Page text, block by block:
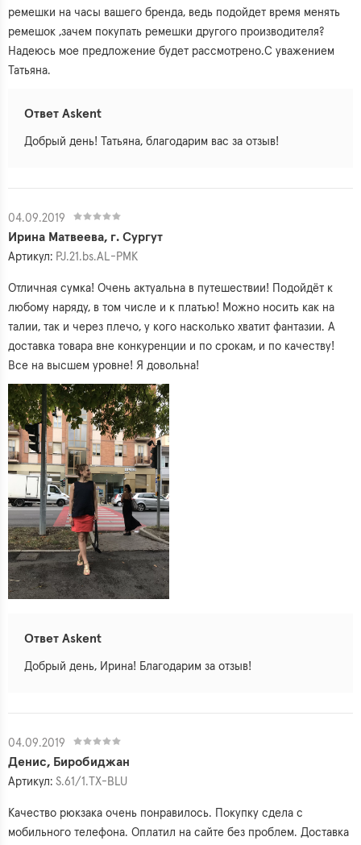
ремешки на часы вашего бренда, ведь подойдет время менять
ремешок ,зачем покупать ремешки другого производителя?
Надеюсь мое предложение будет рассмотрено.С уважением
Татьяна.
Ответ Askent
Добрый день! Татьяна, благодарим вас за отзыв!
04.09.2019
Ирина Матвеева, г. Сургут
Артикул: PJ.21.bs.AL-PMK
Отличная сумка! Очень актуальна в путешествии! Подойдёт к
любому наряду, в том числе и к платью! Можно носить как на
талии, так и через плечо, у кого насколько хватит фантазии. А
доставка товара вне конкуренции и по срокам, и по качеству!
Все на высшем уровне! Я довольна!
Ответ Askent
Добрый день, Ирина! Благодарим за отзыв!
04.09.2019
Денис, Биробиджан
Артикул: S.61/1.TX-BLU
Качество рюкзака очень понравилось. Покупку сдела с
мобильного телефона. Оплатил на сайте без проблем. Доставка